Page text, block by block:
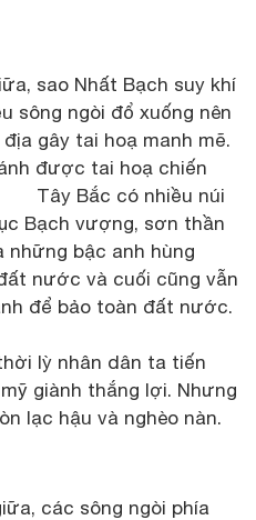
sao Nhất Bạch suy khí
sông ngòi đổ xuống nên
gây tai hoạ manh mẽ.
được tai hoạ chiến
Tây Bắc có nhiều núi
Bạch vượng, sơn thần
những bậc anh hùng
nước và cuối cũng vẫn
để bảo toàn đất nước.
lỳ nhân dân ta tiến
giành thắng lợi. Nhưng
lạc hậu và nghèo nàn.
các sông ngòi phía